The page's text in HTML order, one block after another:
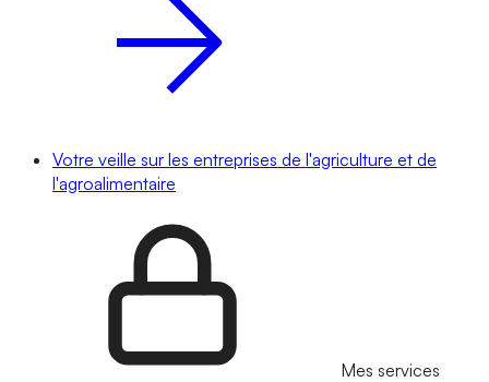
Votre veille sur les entreprises de l'agriculture et de
l'agroalimentaire
Mes services